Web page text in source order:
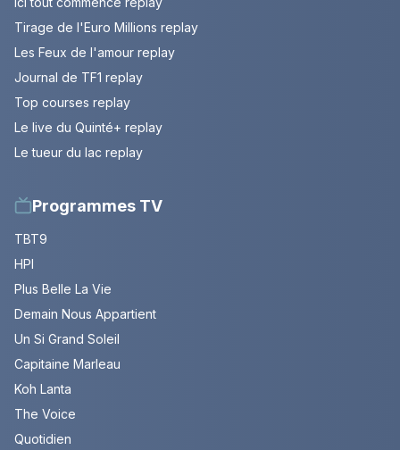
Tirage de l'Euro Millions replay
Les Feux de l'amour replay
Journal de TF1 replay
Top courses replay
Le live du Quinté+ replay
Le tueur du lac replay
Programmes TV
TBT9
HPI
Plus Belle La Vie
Demain Nous Appartient
Un Si Grand Soleil
Capitaine Marleau
Koh Lanta
The Voice
Quotidien